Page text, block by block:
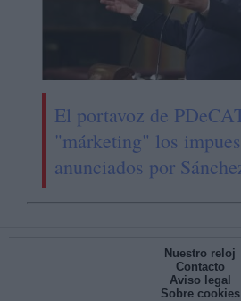
El portavoz de
"márketing" los
anunciados por
Nuestro reloj
Contacto
Aviso legal
Sobre cookies